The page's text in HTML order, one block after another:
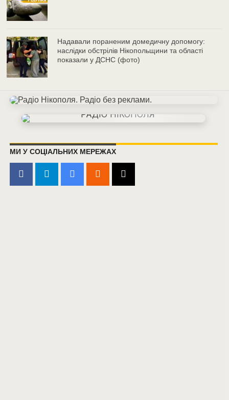
Надавали пораненим домедичну допомогу:
наслідки обстрілів Нікопольщини та області
показали у ДСНС (фото)
МИ У СОЦІАЛЬНИХ МЕРЕЖАХ